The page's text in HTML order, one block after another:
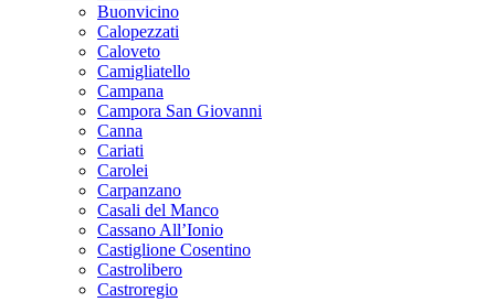
Buonvicino
Calopezzati
Caloveto
Camigliatello
Campana
Campora San Giovanni
Canna
Cariati
Carolei
Carpanzano
Casali del Manco
Cassano All’Ionio
Castiglione Cosentino
Castrolibero
Castroregio